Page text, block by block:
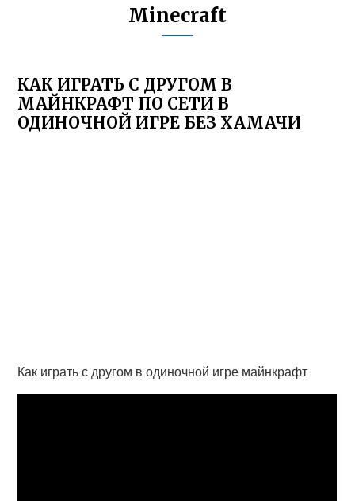
Minecraft
КАК ИГРАТЬ С ДРУГОМ В
МАЙНКРАФТ ПО СЕТИ В
ОДИНОЧНОЙ ИГРЕ БЕЗ ХАМАЧИ
Как играть с другом в одиночной игре майнкрафт